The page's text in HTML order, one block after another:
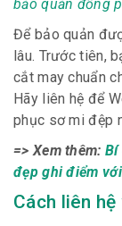
bảo quản đồng
Để bảo quản
lâu. Trước tiên,
cắt may chuẩn
Hãy liên hệ để
phục sơ mi đệp
=> Xem thêm: Bí
đẹp ghi điểm
Cách liên